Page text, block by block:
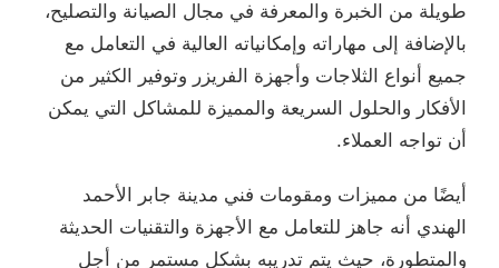
طويلة من الخبرة والمعرفة في مجال الصيانة والتصليح،
بالإضافة إلى مهاراته وإمكانياته العالية في التعامل مع
جميع أنواع الثلاجات وأجهزة الفريزر وتوفير الكثير من
الأفكار والحلول السريعة والمميزة للمشاكل التي يمكن
أن تواجه العملاء.
أيضًا من مميزات ومقومات فني مدينة جابر الأحمد
الهندي أنه جاهز للتعامل مع الأجهزة والتقنيات الحديثة
والمتطورة، حيث يتم تدريبه بشكل مستمر من أجل